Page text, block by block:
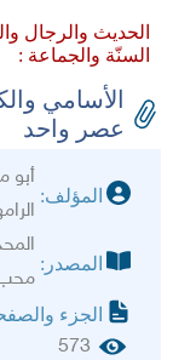
الحديث والرجال
السنّة والجماعة :
الأسامي
عصر واحد
المؤلف:
أبو
المصدر:
محب
الجزء
573